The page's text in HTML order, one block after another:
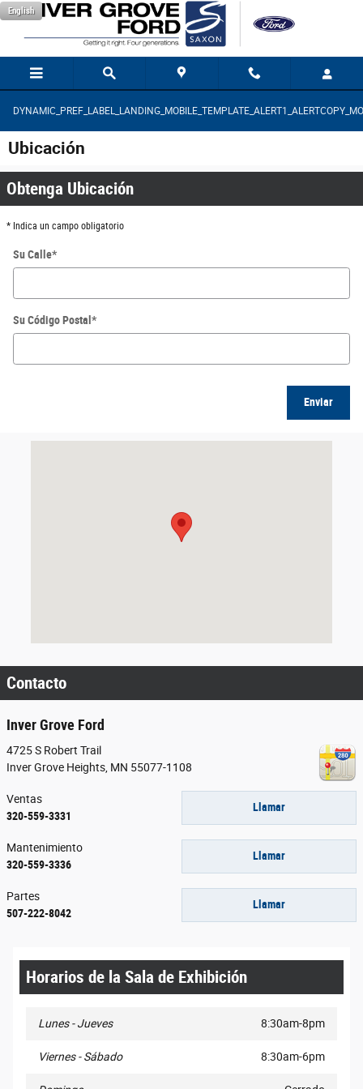
Saltar al contenido principal
English
Ubicación
Obtenga Ubicación
* Indica un campo obligatorio
Su Calle*
Su Código Postal *
Enviar
Contacto
Inver Grove Ford
4725 S Robert Trail
Inver Grove Heights MN 55077-1108
Llamar
Ventas
320-559-3331
Llamar
Mantenimiento
320-559-3336
Llamar
Partes
507-222-8042
Horarios de la Sala de Exhibición
Lunes - Jueves 8:30am-8pm
Viernes - Sábado 8:30am-6pm